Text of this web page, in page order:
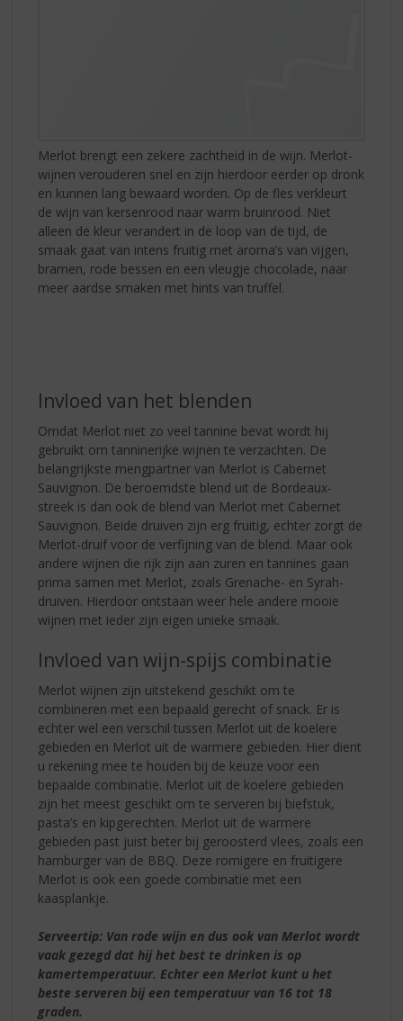
Merlot brengt een zekere zachtheid in de wijn. Merlot-
wijnen verouderen snel en zijn hierdoor eerder op dronk
en kunnen lang bewaard worden. Op de fles verkleurt
de wijn van kersenrood naar warm bruinrood. Niet
alleen de kleur verandert in de loop van de tijd, de
smaak gaat van intens fruitig met aroma’s van vijgen,
bramen, rode bessen en een vleugje chocolade, naar
meer aardse smaken met hints van truffel.
Invloed van het blenden
Omdat Merlot niet zo veel tannine bevat wordt hij
gebruikt om tanninerijke wijnen te verzachten. De
belangrijkste mengpartner van Merlot is Cabernet
Sauvignon. De beroemdste blend uit de Bordeaux-
streek is dan ook de blend van Merlot met Cabernet
Sauvignon. Beide druiven zijn erg fruitig, echter zorgt de
Merlot-druif voor de verfijning van de blend. Maar ook
andere wijnen die rijk zijn aan zuren en tannines gaan
prima samen met Merlot, zoals Grenache- en Syrah-
druiven. Hierdoor ontstaan weer hele andere mooie
wijnen met ieder zijn eigen unieke smaak.
Invloed van wijn-spijs combinatie
Merlot wijnen zijn uitstekend geschikt om te
combineren met een bepaald gerecht of snack. Er is
echter wel een verschil tussen Merlot uit de koelere
gebieden en Merlot uit de warmere gebieden. Hier dient
u rekening mee te houden bij de keuze voor een
bepaalde combinatie. Merlot uit de koelere gebieden
zijn het meest geschikt om te serveren bij biefstuk,
pasta’s en kipgerechten. Merlot uit de warmere
gebieden past juist beter bij geroosterd vlees, zoals een
hamburger van de BBQ. Deze romigere en fruitigere
Merlot is ook een goede combinatie met een
kaasplankje.
Serveertip: Van rode wijn en dus ook van Merlot wordt
vaak gezegd dat hij het best te drinken is op
kamertemperatuur. Echter een Merlot kunt u het
beste serveren bij een temperatuur van 16 tot 18
graden.